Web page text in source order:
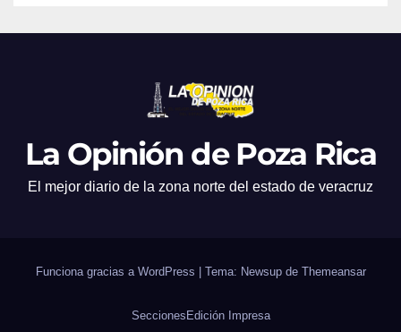
La Opinión de Poza Rica
El mejor diario de la zona norte del estado de veracruz
Funciona gracias a WordPress Tema: Newsup de Themeansar
SeccionesEdición Impresa